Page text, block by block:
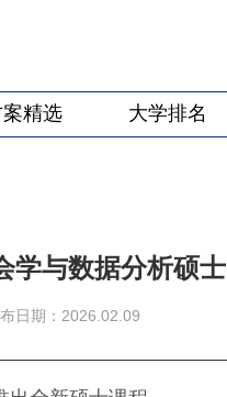
精选 大学排名
学与数据分析硕士
日期：2026.02.09